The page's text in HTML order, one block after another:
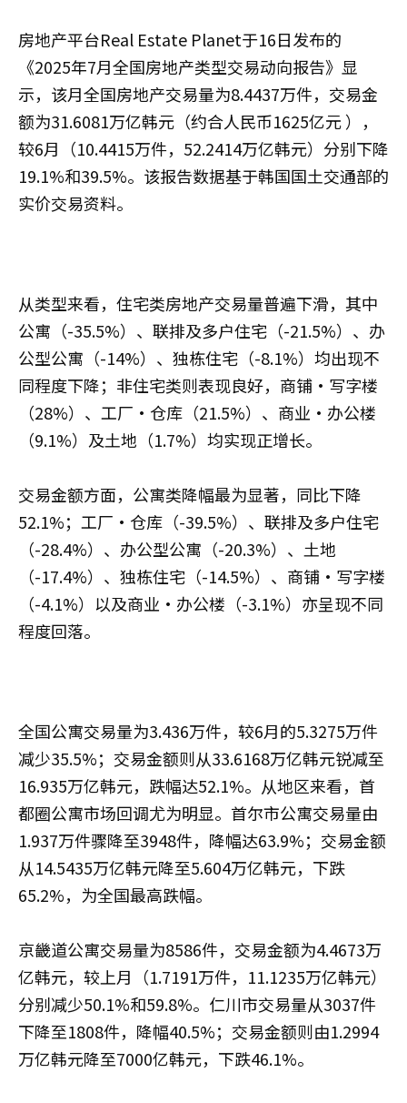
房地产平台Real Estate Planet于16日发布的
《2025年7月全国房地产类型交易动向报告》显
示，该月全国房地产交易量为8.4437万件，交易金
额为31.6081万亿韩元（约合人民币1625亿元 ），
较6月（10.4415万件，52.2414万亿韩元）分别下降
19.1%和39.5%。该报告数据基于韩国国土交通部的
实价交易资料。
从类型来看，住宅类房地产交易量普遍下滑，其中
公寓（-35.5%）、联排及多户住宅（-21.5%）、办
公型公寓（-14%）、独栋住宅（-8.1%）均出现不
同程度下降；非住宅类则表现良好，商铺·写字楼
（28%）、工厂·仓库（21.5%）、商业·办公楼
（9.1%）及土地（1.7%）均实现正增长。
交易金额方面，公寓类降幅最为显著，同比下降
52.1%；工厂·仓库（-39.5%）、联排及多户住宅
（-28.4%）、办公型公寓（-20.3%）、土地
（-17.4%）、独栋住宅（-14.5%）、商铺·写字楼
（-4.1%）以及商业·办公楼（-3.1%）亦呈现不同
程度回落。
全国公寓交易量为3.436万件，较6月的5.3275万件
减少35.5%；交易金额则从33.6168万亿韩元锐减至
16.935万亿韩元，跌幅达52.1%。从地区来看，首
都圈公寓市场回调尤为明显。首尔市公寓交易量由
1.937万件骤降至3948件，降幅达63.9%；交易金额
从14.5435万亿韩元降至5.604万亿韩元，下跌
65.2%，为全国最高跌幅。
京畿道公寓交易量为8586件，交易金额为4.4673万
亿韩元，较上月（1.7191万件，11.1235万亿韩元）
分别减少50.1%和59.8%。仁川市交易量从3037件
下降至1808件，降幅40.5%；交易金额则由1.2994
万亿韩元降至7000亿韩元，下跌46.1%。